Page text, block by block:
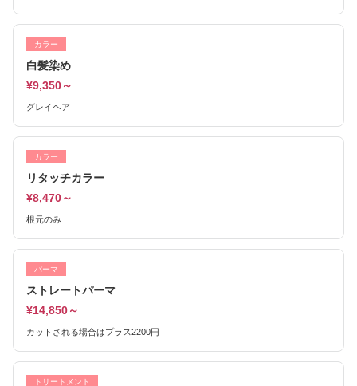
カラー
白髪染め
¥9,350～
グレイヘア
カラー
リタッチカラー
¥8,470～
根元のみ
パーマ
ストレートパーマ
¥14,850～
カットされる場合はプラス2200円
トリートメント